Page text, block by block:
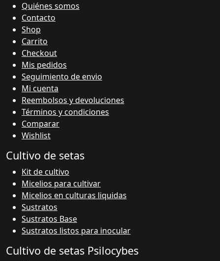
Quiénes somos
Contacto
Shop
Carrito
Checkout
Mis pedidos
Seguimiento de envio
Mi cuenta
Reembolsos y devoluciones
Términos y condiciones
Comparar
Wishlist
Cultivo de setas
Kit de cultivo
Micelios para cultivar
Micelios en culturas liquidas
Sustratos
Sustratos Base
Sustratos listos para inocular
Cultivo de setas Psilocybes